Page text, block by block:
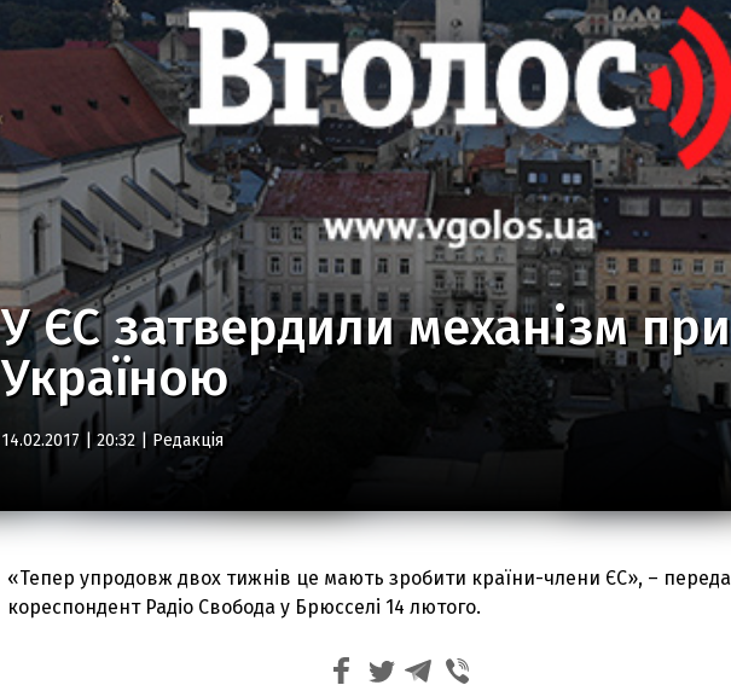
У ЄС затвердили механізм
Україною
14.02.2017 | 20:32 | Редакція
«Тепер упродовж двох тижнів це мають зробити країни-члени ЄС», –
кореспондент Радіо Свобода у Брюсселі 14 лютого.